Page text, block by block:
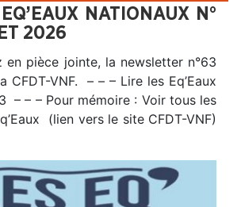
NATIONAUX N°
2026
en pièce jointe, la newsletter n°63
CFDT-VNF. – – – Lire les Eq’Eaux
– – – Pour mémoire : Voir tous les
(lien vers le site CFDT-VNF)